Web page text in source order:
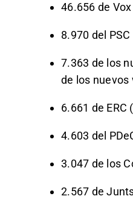
46.656 de
8.970 del PSC
7.363 de los
de los nuevos
6.661 de ERC
4.603 del
3.047 de los
2.567 de